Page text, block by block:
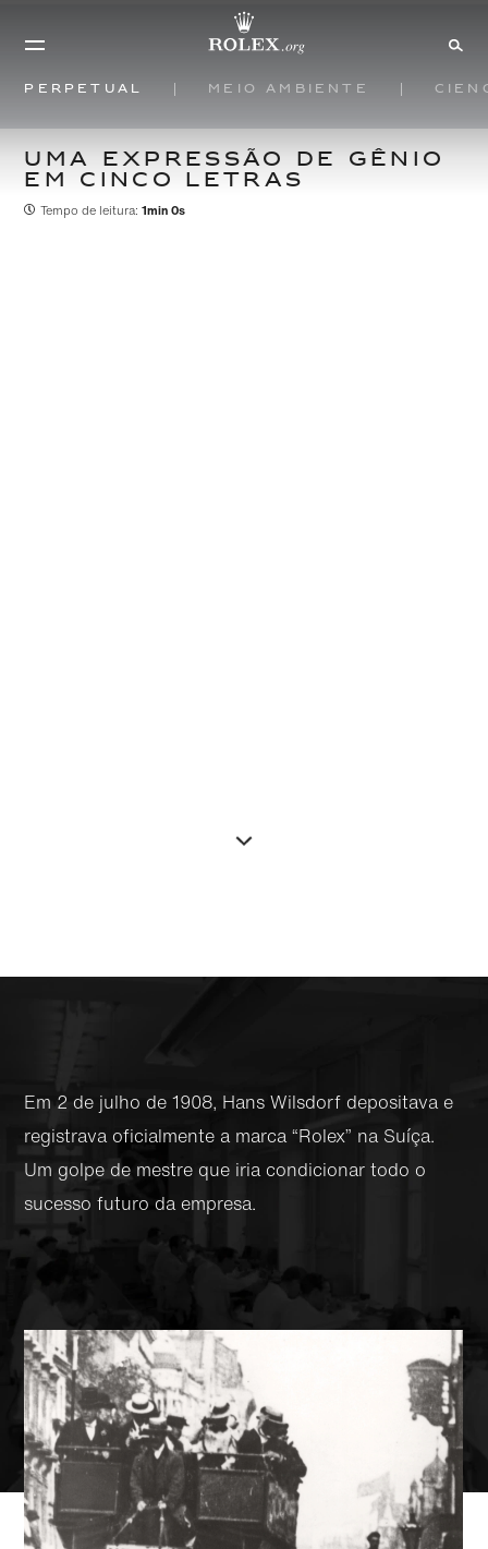
Perpetual Meio ambiente
UMA EXPRESSÃO DE GÊNIO
EM CINCO LETRAS
Tempo de leitura: 1min 0s
Em 2 de julho de 1908, Hans Wilsdorf depositava e
registrava oficialmente a marca “Rolex” na Suíça.
Um golpe de mestre que iria condicionar todo o
sucesso futuro da empresa.